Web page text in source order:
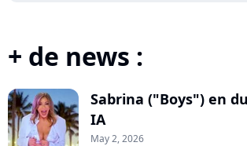
+ de news :
Sabrina ("Boys") en
IA
May 2, 2026